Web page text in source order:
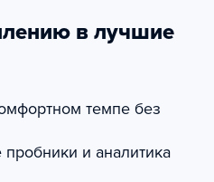
в лучшие
темпе без
и аналитика